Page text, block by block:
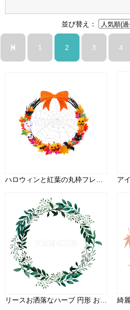
並び替え：
1 2 3 4